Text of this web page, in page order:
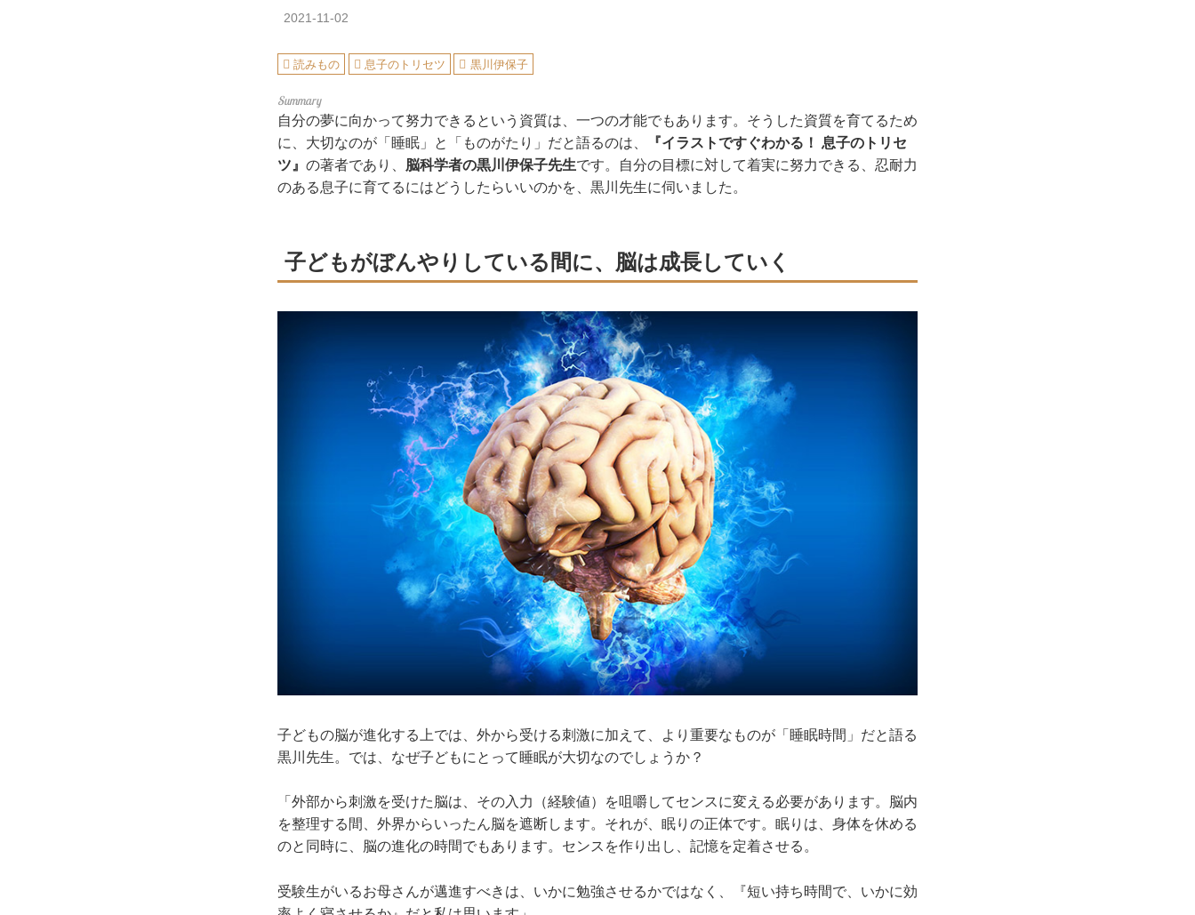
2021-11-02
読みもの 息子のトリセツ 黒川伊保子
自分の夢に向かって努力できるという資質は、一つの才能でもあります。そうした資質を育てるため
に、大切なのが「睡眠」と「ものがたり」だと語るのは、
『イラストですぐわかる！ 息子のトリセ
ツ』 の著者であり、 脳科学者の黒川伊保子先生です。自分の目標に対して着実に努力できる、忍耐力
のある息子に育てるにはどうしたらいいのかを、黒川先生に伺いました。
子どもがぼんやりしている間に、脳は成長していく
子どもの脳が進化する上では、外から受ける刺激に加えて、より重要なものが「睡眠時間」だと語る
黒川先生。では、なぜ子どもにとって睡眠が大切なのでしょうか？
「外部から刺激を受けた脳は、その入力（経験値）を咀嚼してセンスに変える必要があります。脳内
を整理する間、外界からいったん脳を遮断します。それが、眠りの正体です。眠りは、身体を休める
のと同時に、脳の進化の時間でもあります。センスを作り出し、記憶を定着させる。
受験生がいるお母さんが邁進すべきは、いかに勉強させるかではなく、『短い持ち時間で、いかに効